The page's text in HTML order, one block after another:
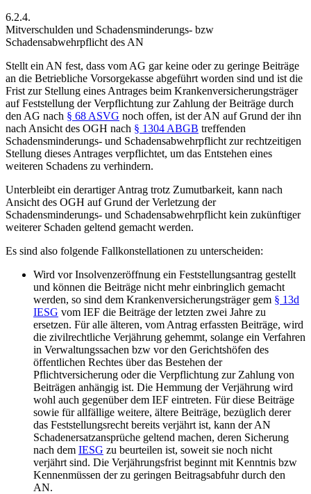
6.2.4.
Mitverschulden und Schadensminderungs- bzw
Schadensabwehrpflicht des AN
Stellt ein AN fest, dass vom AG gar keine oder zu geringe Beiträge
an die Betriebliche Vorsorgekasse abgeführt worden sind und ist die
Frist zur Stellung eines Antrages beim Krankenversicherungsträger
auf Feststellung der Verpflichtung zur Zahlung der Beiträge durch
den AG nach § 68 ASVG noch offen, ist der AN auf Grund der ihn
nach Ansicht des OGH nach § 1304 ABGB treffenden
Schadensminderungs- und Schadensabwehrpflicht zur rechtzeitigen
Stellung dieses Antrages verpflichtet, um das Entstehen eines
weiteren Schadens zu verhindern.
Unterbleibt ein derartiger Antrag trotz Zumutbarkeit, kann nach
Ansicht des OGH auf Grund der Verletzung der
Schadensminderungs- und Schadensabwehrpflicht kein zukünftiger
weiterer Schaden geltend gemacht werden.
Es sind also folgende Fallkonstellationen zu unterscheiden:
Wird vor Insolvenzeröffnung ein Feststellungsantrag gestellt
und können die Beiträge nicht mehr einbringlich gemacht
werden, so sind dem Krankenversicherungsträger gem § 13d
IESG vom IEF die Beiträge der letzten zwei Jahre zu
ersetzen. Für alle älteren, vom Antrag erfassten Beiträge, wird
die zivilrechtliche Verjährung gehemmt, solange ein Verfahren
in Verwaltungssachen bzw vor den Gerichtshöfen des
öffentlichen Rechtes über das Bestehen der
Pflichtversicherung oder die Verpflichtung zur Zahlung von
Beiträgen anhängig ist. Die Hemmung der Verjährung wird
wohl auch gegenüber dem IEF eintreten. Für diese Beiträge
sowie für allfällige weitere, ältere Beiträge, bezüglich derer
das Feststellungsrecht bereits verjährt ist, kann der AN
Schadenersatzansprüche geltend machen, deren Sicherung
nach dem IESG zu beurteilen ist, soweit sie noch nicht
verjährt sind. Die Verjährungsfrist beginnt mit Kenntnis bzw
Kennenmüssen der zu geringen Beitragsabfuhr durch den
AN.